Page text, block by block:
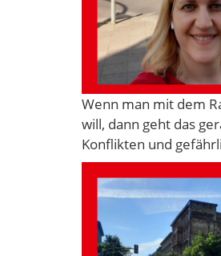
Wenn man mit dem
will, dann geht das
Konflikten und